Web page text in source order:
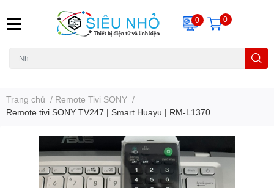
0 0
Trang chủ / Remote Tivi SONY /
Remote tivi SONY TV247 | Smart Huayu | RM-L1370